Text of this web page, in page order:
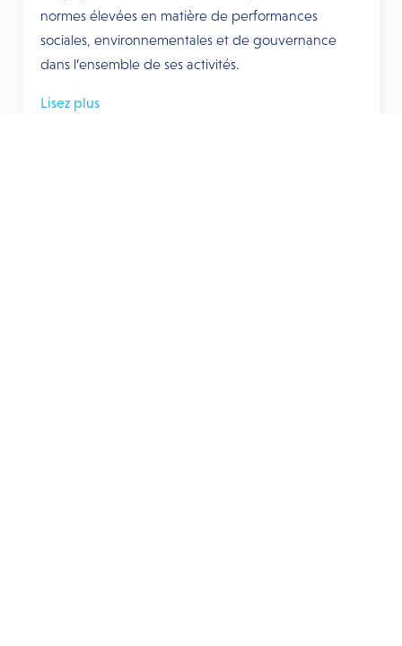
normes élevées en matière de performances
sociales, environnementales et de gouvernance
dans l’ensemble de ses activités.
Lisez plus